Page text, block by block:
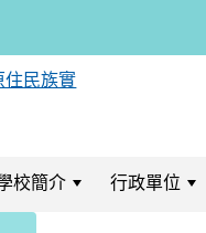
住民族實
校簡介 行政單位